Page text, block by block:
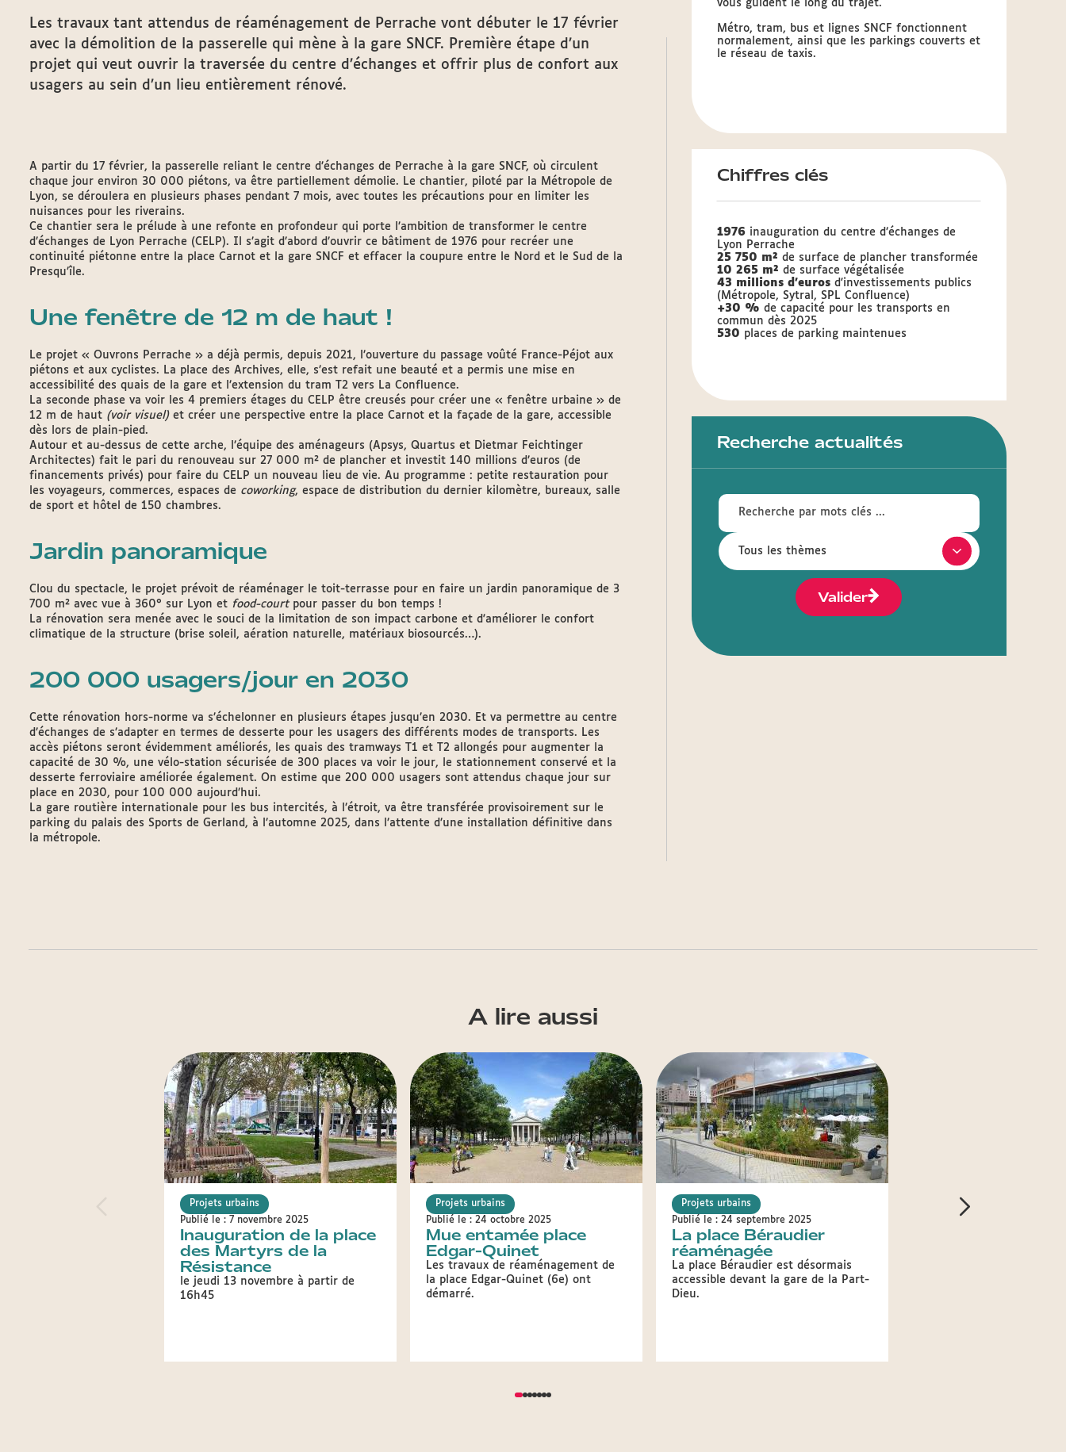
Les travaux tant attendus de réaménagement de Perrache vont débuter le 17 février
avec la démolition de la passerelle qui mène à la gare SNCF. Première étape d’un
projet qui veut ouvrir la traversée du centre d’échanges et offrir plus de confort aux
usagers au sein d’un lieu entièrement rénové.
A partir du 17 février, la passerelle reliant le centre d’échanges de Perrache à la gare SNCF, où circulent
chaque jour environ 30 000 piétons, va être partiellement démolie. Le chantier, piloté par la Métropole de
Lyon, se déroulera en plusieurs phases pendant 7 mois, avec toutes les précautions pour en limiter les
nuisances pour les riverains.
Ce chantier sera le prélude à une refonte en profondeur qui porte l’ambition de transformer le centre
d’échanges de Lyon Perrache (CELP). Il s’agit d’abord d’ouvrir ce bâtiment de 1976 pour recréer une
continuité piétonne entre la place Carnot et la gare SNCF et effacer la coupure entre le Nord et le Sud de la
Presqu’île.
Une fenêtre de 12 m de haut !
Le projet « Ouvrons Perrache » a déjà permis, depuis 2021, l’ouverture du passage voûté France-Péjot aux
piétons et aux cyclistes. La place des Archives, elle, s’est refait une beauté et a permis une mise en
accessibilité des quais de la gare et l’extension du tram T2 vers La Confluence.
La seconde phase va voir les 4 premiers étages du CELP être creusés pour créer une « fenêtre urbaine » de
12 m de haut (voir visuel) et créer une perspective entre la place Carnot et la façade de la gare, accessible
dès lors de plain-pied.
Autour et au-dessus de cette arche, l’équipe des aménageurs (Apsys, Quartus et Dietmar Feichtinger
Architectes) fait le pari du renouveau sur 27 000 m² de plancher et investit 140 millions d’euros (de
financements privés) pour faire du CELP un nouveau lieu de vie. Au programme : petite restauration pour
les voyageurs, commerces, espaces de coworking, espace de distribution du dernier kilomètre, bureaux, salle
de sport et hôtel de 150 chambres.
Jardin panoramique
Clou du spectacle, le projet prévoit de réaménager le toit-terrasse pour en faire un jardin panoramique de 3
700 m² avec vue à 360° sur Lyon et food-court pour passer du bon temps !
La rénovation sera menée avec le souci de la limitation de son impact carbone et d'améliorer le confort
climatique de la structure (brise soleil, aération naturelle, matériaux biosourcés…).
200 000 usagers/jour en 2030
Cette rénovation hors-norme va s’échelonner en plusieurs étapes jusqu’en 2030. Et va permettre au centre
d’échanges de s’adapter en termes de desserte pour les usagers des différents modes de transports. Les
accès piétons seront évidemment améliorés, les quais des tramways T1 et T2 allongés pour augmenter la
capacité de 30 %, une vélo-station sécurisée de 300 places va voir le jour, le stationnement conservé et la
desserte ferroviaire améliorée également. On estime que 200 000 usagers sont attendus chaque jour sur
place en 2030, pour 100 000 aujourd’hui.
La gare routière internationale pour les bus intercités, à l’étroit, va être transférée provisoirement sur le
parking du palais des Sports de Gerland, à l’automne 2025, dans l’attente d’une installation définitive dans
la métropole.
vous guident le long du trajet.
Métro, tram, bus et lignes SNCF fonctionnent
normalement, ainsi que les parkings couverts et
le réseau de taxis.
Chiffres clés
1976inauguration du centre d’échanges de
Lyon Perrache
25 750 m² de surface de plancher transformée
10 265 m² de surface végétalisée
43 millions d'eurosd'investissements publics
(Métropole, Sytral, SPL Confluence)
+30 % de capacité pour les transports en
commun dès 2025
530 places de parking maintenues
Recherche actualités
Valider
A lire aussi
Projets urbains
Publié le : 7 novembre 2025
Inauguration de la place
des Martyrs de la
Résistance
le jeudi 13 novembre à partir de
16h45
Projets urbains
Publié le : 24 octobre 2025
Mue entamée place
Edgar-Quinet
Les travaux de réaménagement de
la place Edgar-Quinet (6e) ont
démarré.
Projets urbains
Publié le : 24 septembre 2025
La place Béraudier
réaménagée
La place Béraudier est désormais
accessible devant la gare de la Part-
Dieu.
Projets urbains